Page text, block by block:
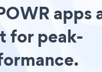
apps
for peak-